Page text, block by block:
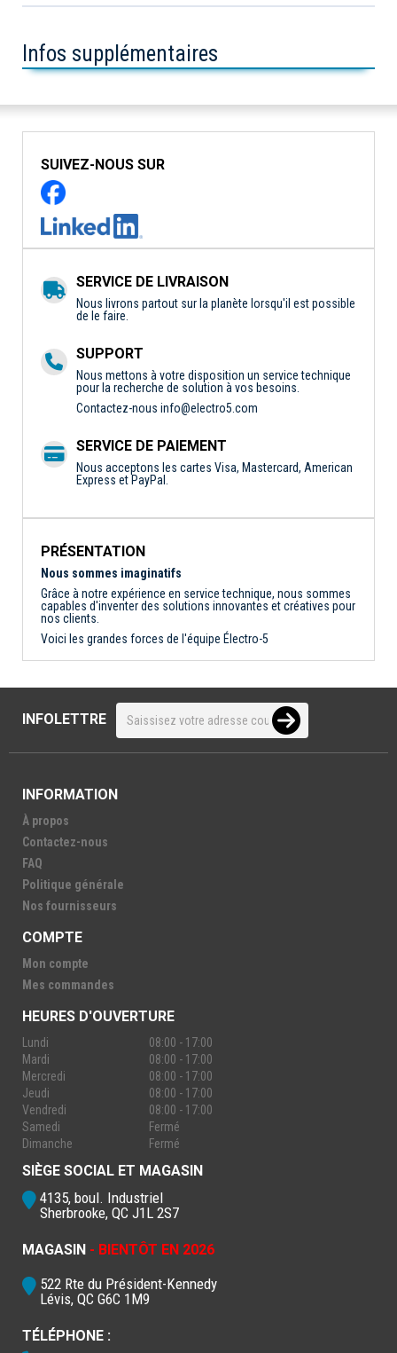
Infos supplémentaires
SUIVEZ-NOUS SUR
SERVICE DE LIVRAISON
Nous livrons partout sur la planète lorsqu'il est possible
de le faire.
SUPPORT
Nous mettons à votre disposition un service technique
pour la recherche de solution à vos besoins.
Contactez-nous info@electro5.com
SERVICE DE PAIEMENT
Nous acceptons les cartes Visa, Mastercard, American
Express et PayPal.
PRÉSENTATION
Nous sommes imaginatifs
Grâce à notre expérience en service technique, nous sommes
capables d'inventer des solutions innovantes et créatives pour
nos clients.
Voici les grandes forces de l'équipe Électro-5
INFOLETTRE
INFORMATION
À propos
Contactez-nous
FAQ
Politique générale
Nos fournisseurs
COMPTE
Mon compte
Mes commandes
HEURES D'OUVERTURE
Lundi
08:00 - 17:00
Mardi
08:00 - 17:00
Mercredi
08:00 - 17:00
Jeudi
08:00 - 17:00
Vendredi
08:00 - 17:00
Samedi
Fermé
Dimanche
Fermé
SIÈGE SOCIAL ET MAGASIN
4135, boul. Industriel
Sherbrooke, QC J1L 2S7
MAGASIN - BIENTÔT EN 2026
522 Rte du Président-Kennedy
Lévis, QC G6C 1M9
TÉLÉPHONE :